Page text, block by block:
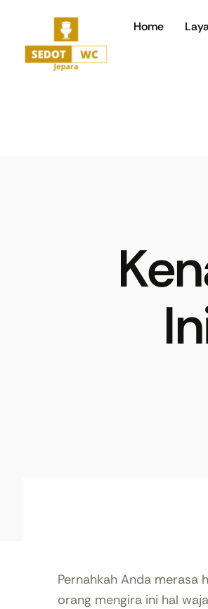
Home
Pernahkah Anda merasa
orang mengira ini hal